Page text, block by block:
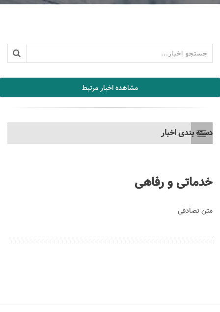
مشاهده اخبار مرتبط
دسته بندی اخبار
خدماتی و رفاهی
متن تصادفی